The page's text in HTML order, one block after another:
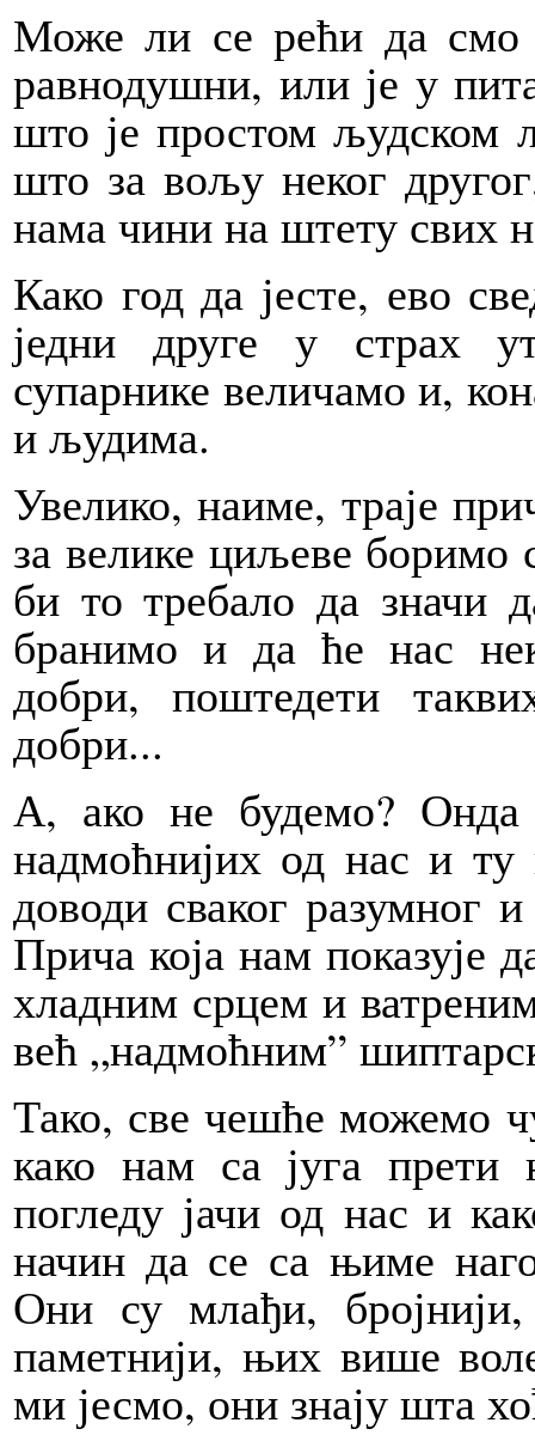
Може ли се рећи да смо
равнодушни, или је у
што је простом људском
што за вољу неког
нама чини на штету свих
Како год да јесте, ево
једни друге у страх
супарнике величамо и,
и људима.
Увелико, наиме, траје
за велике циљеве боримо
би то требало да значи
бранимо и да ће нас
добри, поштедети
добри...
А, ако не будемо? Онда
надмоћнијих од нас и
доводи сваког разумног
Прича која нам показује
хладним срцем и
већ „надмоћним”
Тако, све чешће можемо
како нам са југа прети
погледу јачи од нас и
начин да се са њиме
Они су млађи, бројнији,
паметнији, њих више
ми јесмо, они знају шта